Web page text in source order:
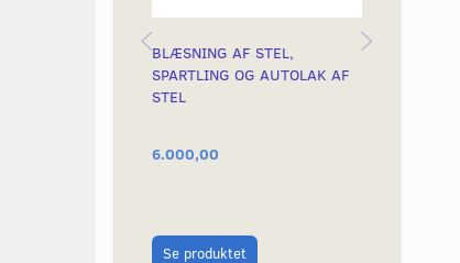
BLÆSNING AF STEL,
SPARTLING OG AUTOLAK AF
STEL
6.000,00
Se produktet